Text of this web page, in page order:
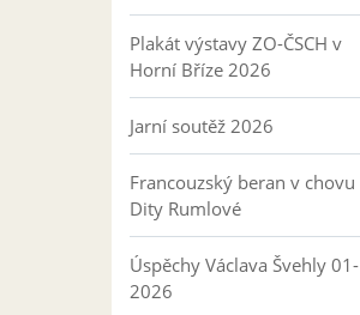
Plakát výstavy ZO-ČSCH v
Horní Bříze 2026
Jarní soutěž 2026
Francouzský beran v chovu
Dity Rumlové
Úspěchy Václava Švehly 01-
2026